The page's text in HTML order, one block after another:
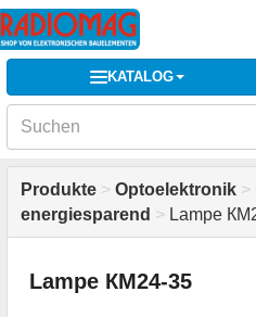
KATALOG
Produkte > Optoelektronik >
energiesparend > Lampe
Lampe КМ24-35